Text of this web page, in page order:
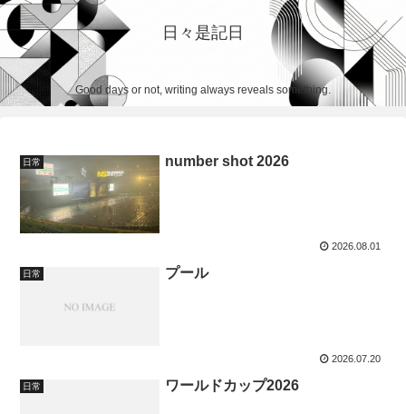
日々是記日
Good days or not, writing always reveals something.
日常 number shot 2026
2026.08.01
日常 プール
2026.07.20
日常 ワールドカップ2026